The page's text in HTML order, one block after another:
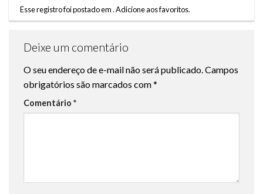
Esse registro foi postado em .Adicione aos favoritos.
Deixe um comentário
O seu endereço de e-mail não será publicado. Campos
obrigatórios são marcados com*
Comentário *